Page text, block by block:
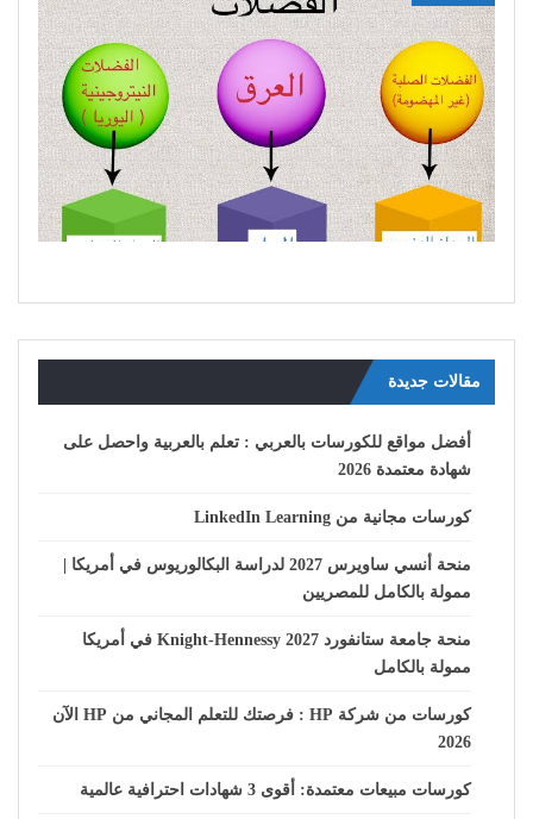
مقالات جديدة
أفضل مواقع للكورسات بالعربي : تعلم بالعربية واحصل على
شهادة معتمدة 2026
كورسات مجانية من LinkedIn Learning
منحة أنسي ساويرس 2027 لدراسة البكالوريوس في أمريكا |
ممولة بالكامل للمصريين
منحة جامعة ستانفورد Knight-Hennessy 2027 في أمريكا
ممولة بالكامل
كورسات من شركة HP : فرصتك للتعلم المجاني من HP الآن
2026
كورسات مبيعات معتمدة: أقوى 3 شهادات احترافية عالمية